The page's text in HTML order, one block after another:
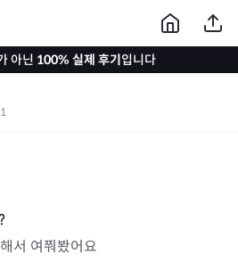
아닌 100% 실제 후기입니다
1
서 여쭤봤어요